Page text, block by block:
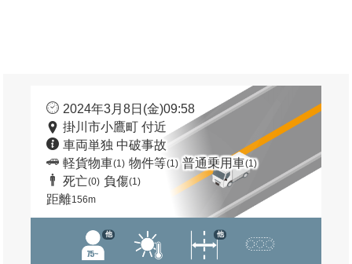
2024年3月8日(金)09:58
掛川市小鷹町 付近
車両単独 中破事故
軽貨物車(1) 物件等(1) 普通乗用車(1)
死亡(0) 負傷(1)
距離156m
他 他